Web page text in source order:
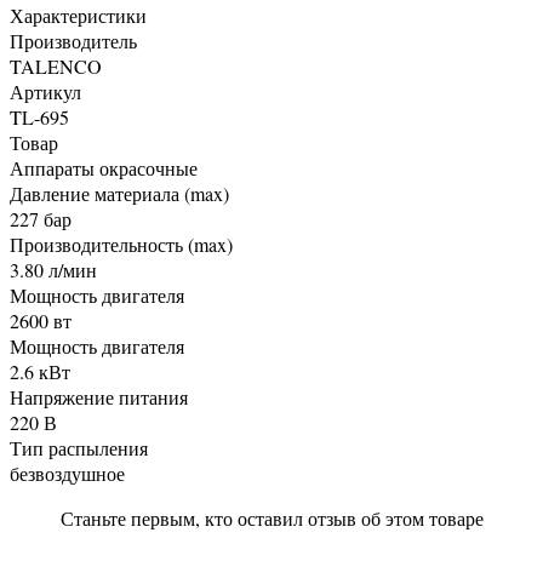
Характеристики
Производитель
TALENCO
Артикул
TL-695
Товар
Аппараты окрасочные
Давление материала (max)
227 бар
Производительность (max)
3.80 л/мин
Мощность двигателя
2600 вт
Мощность двигателя
2.6 кВт
Напряжение питания
220 В
Тип распыления
безвоздушное
Станьте первым, кто оставил отзыв об этом товаре